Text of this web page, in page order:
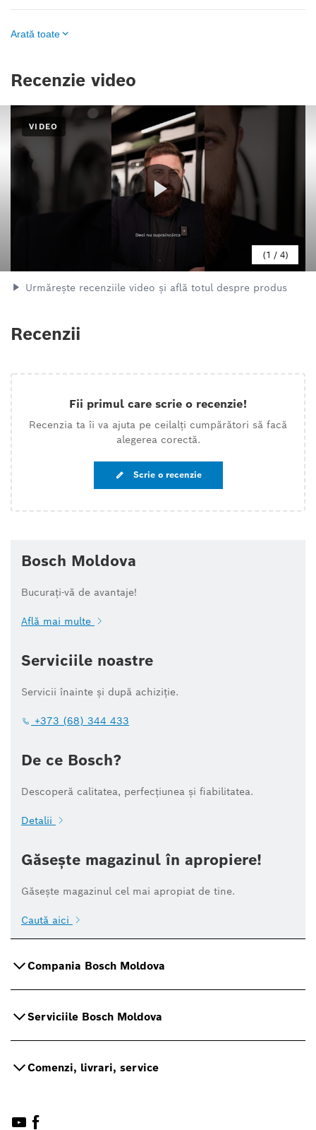
Arată toate
Recenzie video
VIDEO
1 / 4
Urmărește recenziile video și află totul despre produs
Recenzii
Fii primul care scrie o recenzie!
Recenzia ta îi va ajuta pe ceilalți cumpărători să facă
alegerea corectă.
Scrie o recenzie
Bosch Moldova
Bucurați-vă de avantaje!
Află mai multe
Serviciile noastre
Servicii înainte și după achiziție.
+373 (68) 344 433
De ce Bosch?
Descoperă calitatea, perfecțiunea și fiabilitatea.
Detalii
Găsește magazinul în apropiere!
Găsește magazinul cel mai apropiat de tine.
Caută aici
Compania Bosch Moldova
Serviciile Bosch Moldova
Comenzi, livrari, service